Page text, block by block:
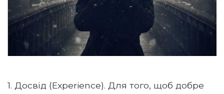
1. Досвід (Experience). Для того, щоб добре